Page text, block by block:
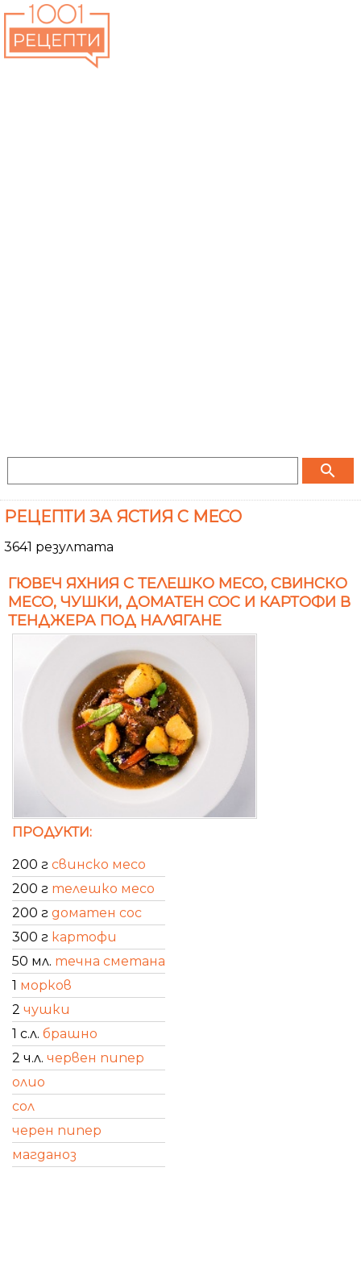
search
РЕЦЕПТИ ЗА ЯСТИЯ С МЕСО
3641 резултата
ГЮВЕЧ ЯХНИЯ С ТЕЛЕШКО МЕСО, СВИНСКО
МЕСО, ЧУШКИ, ДОМАТЕН СОС И КАРТОФИ В
ТЕНДЖЕРА ПОД НАЛЯГАНЕ
ПРОДУКТИ:
200 г свинско месо
200 г телешко месо
200 г доматен сос
300 г картофи
50 мл. течна сметана
1 морков
2 чушки
1 с.л. брашно
2 ч.л. червен пипер
олио
сол
черен пипер
магданоз